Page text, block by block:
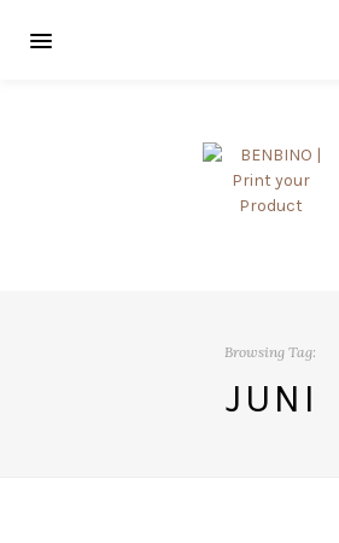
Browsing Tag:
JUNI